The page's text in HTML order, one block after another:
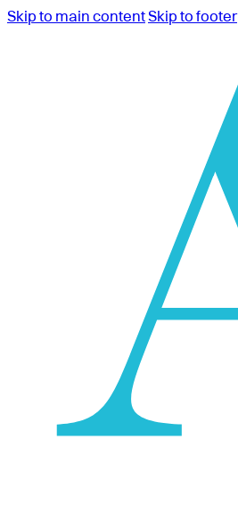
Skip to main contentSkip to footer